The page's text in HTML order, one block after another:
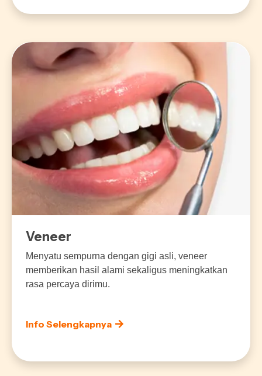
Veneer
Menyatu sempurna dengan gigi asli, veneer
memberikan hasil alami sekaligus meningkatkan
rasa percaya dirimu.
Info Selengkapnya